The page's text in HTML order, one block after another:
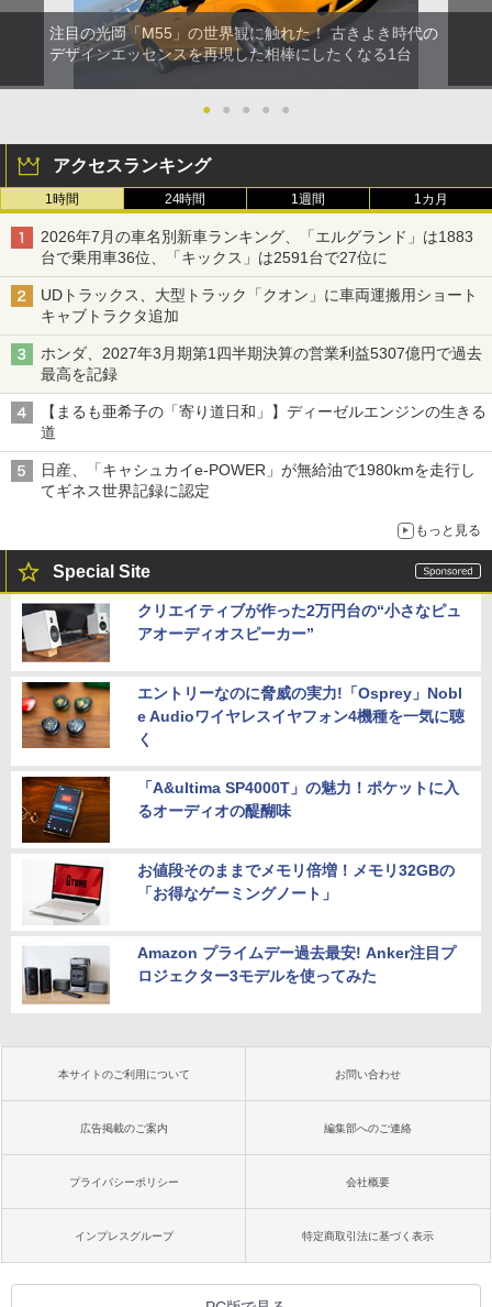
注目の光岡「M55」の世界観に触れた！ 古きよき時代の
デザインエッセンスを再現した相棒にしたくなる1台
● ● ● ● ●
アクセスランキング
1時間 24時間 1週間 1カ月
2026年7月の車名別新車ランキング、「エルグランド」は1883
台で乗用車36位、「キックス」は2591台で27位に
UDトラックス、大型トラック「クオン」に車両運搬用ショート
キャブトラクタ追加
ホンダ、2027年3月期第1四半期決算の営業利益5307億円で過去
最高を記録
【まるも亜希子の「寄り道日和」】ディーゼルエンジンの生きる
道
日産、「キャシュカイe-POWER」が無給油で1980kmを走行し
てギネス世界記録に認定
もっと見る
Special Site
クリエイティブが作った2万円台の“小さなピュ
アオーディオスピーカー”
エントリーなのに脅威の実力!「Osprey」Nobl
e Audioワイヤレスイヤフォン4機種を一気に聴
く
「A&ultima SP4000T」の魅力！ポケットに入
るオーディオの醍醐味
お値段そのままでメモリ倍増！メモリ32GBの
「お得なゲーミングノート」
Amazon プライムデー過去最安! Anker注目プ
ロジェクター3モデルを使ってみた
本サイトのご利用について お問い合わせ
広告掲載のご案内 編集部へのご連絡
プライバシーポリシー 会社概要
インプレスグループ 特定商取引法に基づく表示